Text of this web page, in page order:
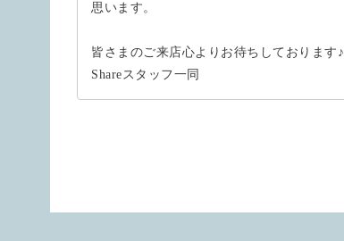
思います。
皆さまのご来店心よりお待ちしております♪
Shareスタッフ一同